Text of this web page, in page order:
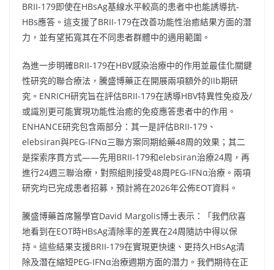
BRII-179即使在HBsAg基線水平較高的患者中也能誘導抗-
HBs應答。這支援了BRII-179在改善功能性治癒結果方面的潛
力，並有望拓寬其在不同患者群體中的適用範圍。
為進一步明確BRII-179在HBV感染治療中的作用並最佳化關鍵
性研究的聯合療法，騰盛博藥正在開展兩項額外的IIb期研
究。ENRICH研究旨在評估BRII-179在誘導HBV特異性免疫及/
或識別更可能實現功能性治癒的免疫應答患者中的作用。
ENHANCE研究包含兩部分：其一是評估BRII-179、
elebsiran與PEG-IFNα三聯方案同期給藥48周的效果；其二
是探索序貫方式——先用BRII-179和elebsiran治療24周，再
進行24週三聯治療，對照組則接受48周PEG-IFNα治療。兩項
研究均已完成患者招募，預計將在2026年公佈EOT資料。
騰盛博藥首席醫學官David Margolis博士表示：「我們欣喜
地看到在EOT時HBsAg清除率的差異在24周隨訪中得以保
持。這些結果支援BRII-179在實現更快速、更持久HBsAg清
除及潛在縮短PEG-IFNα治療週期方面的潛力。我們期待在正